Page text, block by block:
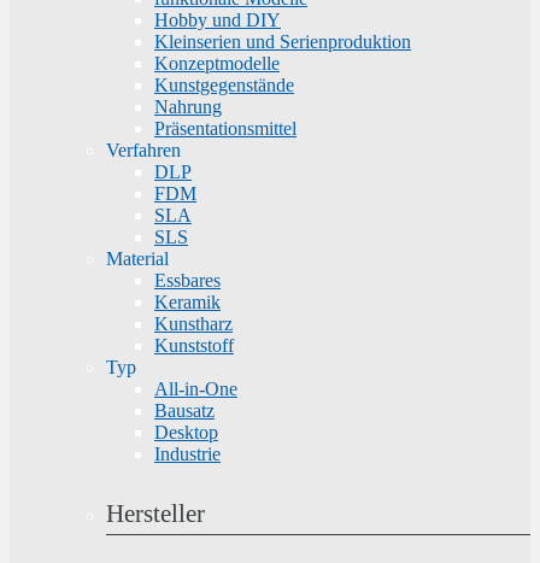
Hobby und DIY
Kleinserien und Serienproduktion
Konzeptmodelle
Kunstgegenstände
Nahrung
Präsentationsmittel
Verfahren
DLP
FDM
SLA
SLS
Material
Essbares
Keramik
Kunstharz
Kunststoff
Typ
All-in-One
Bausatz
Desktop
Industrie
Hersteller